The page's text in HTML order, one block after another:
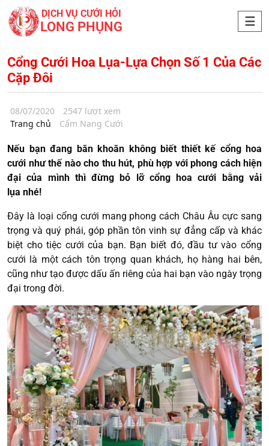
DỊCH VỤ CƯỚI HỎI
LONG PHỤNG
Cổng Cưới Hoa Lụa-Lựa Chọn Số 1 Của Các
Cặp Đôi
08/07/2020
2547 lượt xem
Trang chủ
Cẩm Nang Cưới
Nếu bạn đang băn khoăn không biết thiết kế cổng hoa
cưới như thế nào cho thu hút, phù hợp với phong cách hiện
đại của mình thì đừng bỏ lỡ cổng hoa cưới bằng vải
lụa nhé!
Đây là loại cổng cưới mang phong cách Châu Âu cực sang
trọng và quý phái, góp phần tôn vinh sự đẳng cấp và khác
biệt cho tiệc cưới của bạn. Bạn biết đó, đầu tư vào cổng
cưới là một cách tôn trọng quan khách, họ hàng hai bên,
cũng như tạo được dấu ấn riêng của hai bạn vào ngày trọng
đại trong đời.